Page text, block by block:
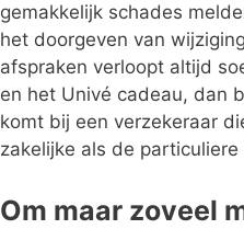
gemakkelijk schades
het doorgeven van
afspraken verloopt altijd
en het Univé cadeau, dan
komt bij een verzekeraar
zakelijke als de particuliere
Om maar zoveel